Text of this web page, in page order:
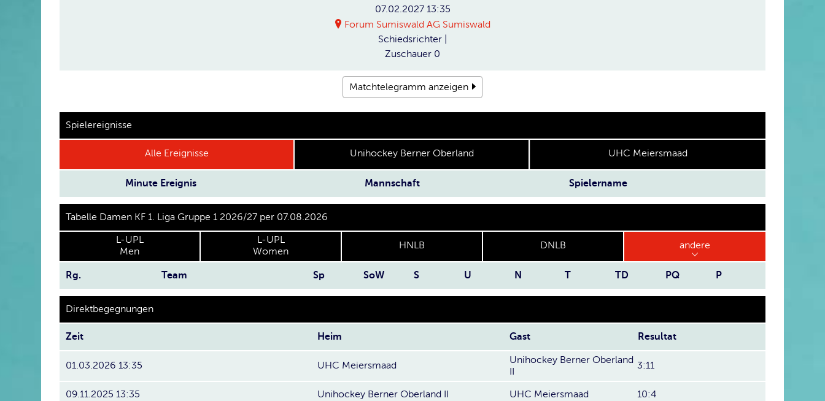
07.02.2027 13:35
Forum Sumiswald AG Sumiswald
Schiedsrichter
Zuschauer 0
Matchtelegramm anzeigen
Spielereignisse
Alle Ereignisse Unihockey Berner Oberland UHC Meiersmaad
Minute Ereignis Mannschaft Spielername
Tabelle Damen KF 1. Liga Gruppe 1 2026/27 per 07.08.2026
L-UPL
Men
L-UPL
Women
HNLB DNLB andere
Rg. Team Sp SoW S U N T TD PQ P
Direktbegegnungen
Zeit Heim Gast Resultat
01.03.2026 13:35 UHC Meiersmaad
Unihockey Berner Oberland
II
3:11
09.11.2025 13:35 Unihockey Berner Oberland II UHC Meiersmaad 10:4